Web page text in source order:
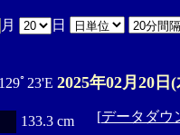
月 日
ﾟ23'E 2025年02月20日
133.3 cm
[データダウ